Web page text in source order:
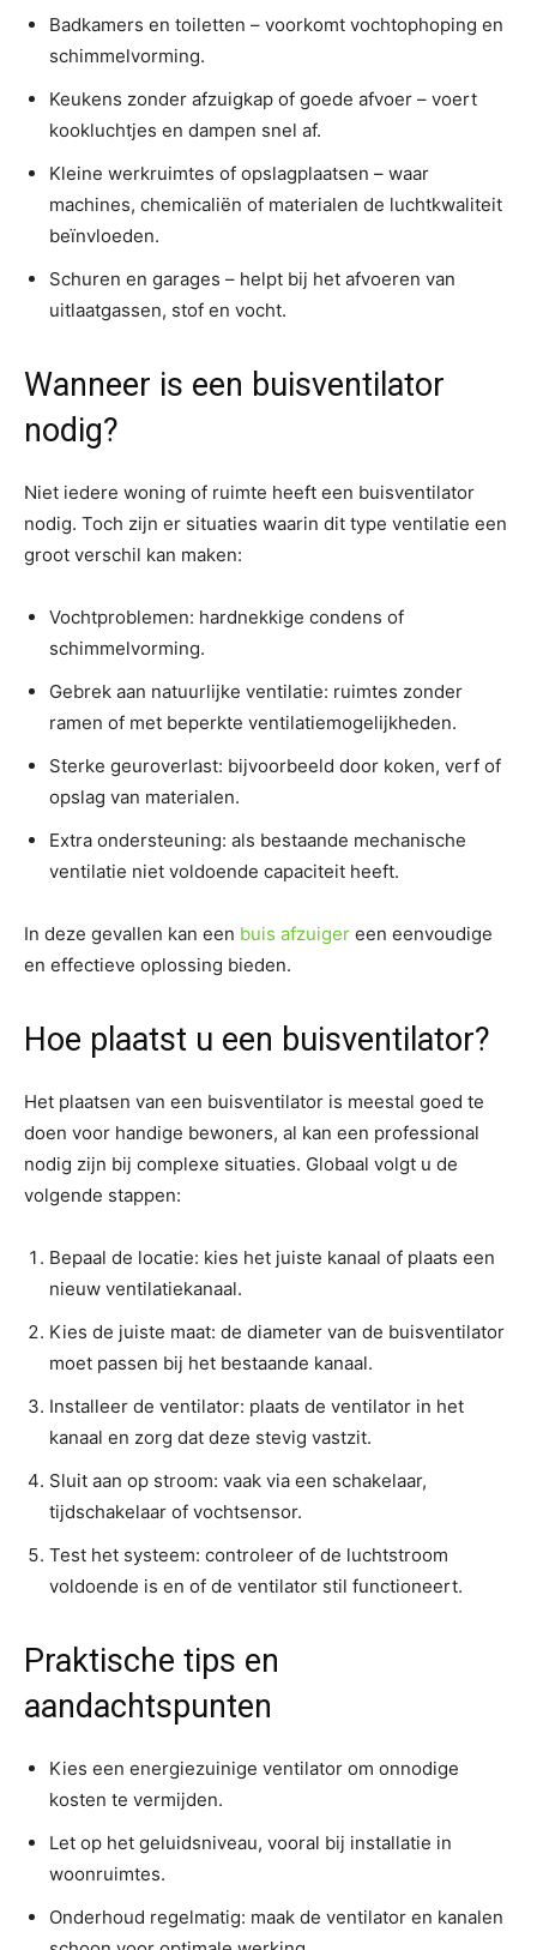
Badkamers en toiletten – voorkomt vochtophoping en
schimmelvorming.
Keukens zonder afzuigkap of goede afvoer – voert
kookluchtjes en dampen snel af.
Kleine werkruimtes of opslagplaatsen – waar
machines, chemicaliën of materialen de luchtkwaliteit
beïnvloeden.
Schuren en garages – helpt bij het afvoeren van
uitlaatgassen, stof en vocht.
Wanneer is een buisventilator
nodig?
Niet iedere woning of ruimte heeft een buisventilator
nodig. Toch zijn er situaties waarin dit type ventilatie een
groot verschil kan maken:
Vochtproblemen: hardnekkige condens of
schimmelvorming.
Gebrek aan natuurlijke ventilatie: ruimtes zonder
ramen of met beperkte ventilatiemogelijkheden.
Sterke geuroverlast: bijvoorbeeld door koken, verf of
opslag van materialen.
Extra ondersteuning: als bestaande mechanische
ventilatie niet voldoende capaciteit heeft.
In deze gevallen kan een buis afzuiger een eenvoudige
en effectieve oplossing bieden.
Hoe plaatst u een buisventilator?
Het plaatsen van een buisventilator is meestal goed te
doen voor handige bewoners, al kan een professional
nodig zijn bij complexe situaties. Globaal volgt u de
volgende stappen:
Bepaal de locatie: kies het juiste kanaal of plaats een
nieuw ventilatiekanaal.
Kies de juiste maat: de diameter van de buisventilator
moet passen bij het bestaande kanaal.
Installeer de ventilator: plaats de ventilator in het
kanaal en zorg dat deze stevig vastzit.
Sluit aan op stroom: vaak via een schakelaar,
tijdschakelaar of vochtsensor.
Test het systeem: controleer of de luchtstroom
voldoende is en of de ventilator stil functioneert.
Praktische tips en
aandachtspunten
Kies een energiezuinige ventilator om onnodige
kosten te vermijden.
Let op het geluidsniveau, vooral bij installatie in
woonruimtes.
Onderhoud regelmatig: maak de ventilator en kanalen